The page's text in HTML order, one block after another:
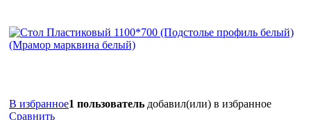
В избранное1 пользователь добавил(или) в избранное
Сравнить